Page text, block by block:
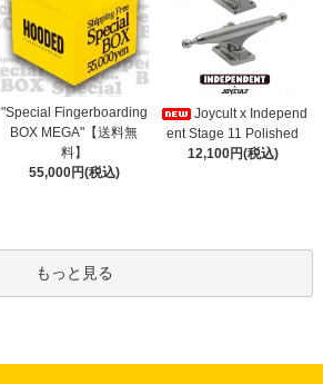
"Special Fingerboarding
BOX MEGA"【送料無
料】
55,000円(税込)
Joycult x Independ
ent Stage 11 Polished
12,100円(税込)
もっと見る